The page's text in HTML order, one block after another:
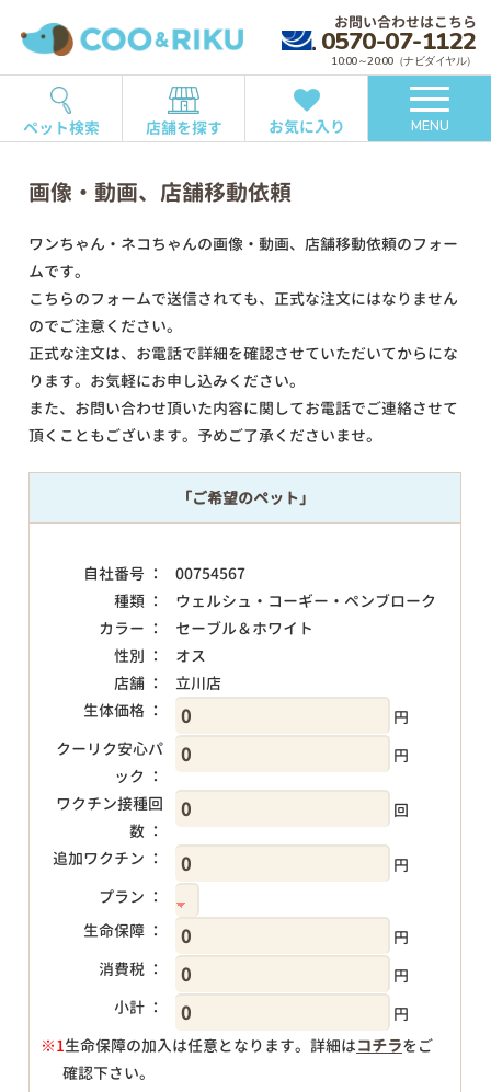
お問い合わせはこちら
0570-07-1122
10:00～20:00（ナビダイヤル）
ペット検索 店舗を探す お気に入り MENU
画像・動画、店舗移動依頼
ワンちゃん・ネコちゃんの画像・動画、店舗移動依頼のフォー
ムです。
こちらのフォームで送信されても、正式な注文にはなりません
のでご注意ください。
正式な注文は、お電話で詳細を確認させていただいてからにな
ります。お気軽にお申し込みください。
また、お問い合わせ頂いた内容に関してお電話でご連絡させて
頂くこともございます。予めご了承くださいませ。
「ご希望のペット」
自社番号 ：
00754567
種類 ：
ウェルシュ・コーギー・ペンブローク
カラー ：
セーブル＆ホワイト
性別 ：
オス
店舗 ：
立川店
生体価格 ：
円
クーリク安心パ
ック ：
円
ワクチン接種回
数 ：
回
追加ワクチン ：
円
プラン ：
生命保障 ：
円
消費税 ：
円
小計 ：
円
※1生命保障の加入は任意となります。詳細はコチラをご
確認下さい。